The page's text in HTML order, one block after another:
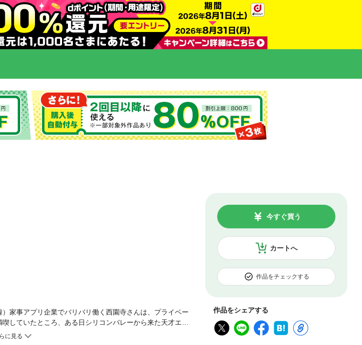
カートへ
今すぐ買う
作品をチェックする
作品をシェアする
家事アプリ企業でバリバリ働く西園寺さんは、プライベー
していたところ、ある日シリコンバレーから来た天才エン
の少女が現れて、3人で「偽家族」として暮らすことに！で